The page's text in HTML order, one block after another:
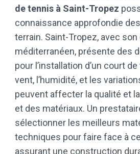
de tennis à Saint-Tropez
connaissance approfondie
terrain. Saint-Tropez, avec
méditerranéen, présente des
pour l’installation d’un court
vent, l’humidité, et les
peuvent affecter la qualité et
et des matériaux. Un
sélectionner les meilleurs
techniques pour faire face à
assurant une construction